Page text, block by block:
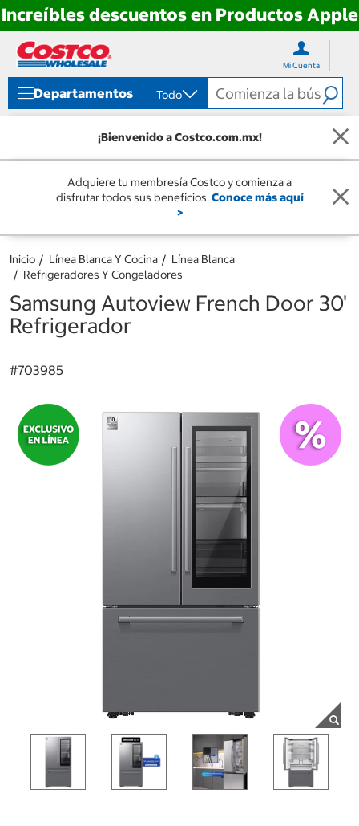
Increíbles descuentos en Productos Apple
directo
contenido
directo
menú
navegación
Mi Cuenta
Departamentos Todo
¡Bienvenido a Costco.com.mx!
Adquiere tu membresía Costco y comienza a
disfrutar todos sus beneficios.Conoce más aquí
>
Inicio Línea Blanca Y Cocina
Línea Blanca
Refrigeradores Y Congeladores
Samsung Autoview French Door 30'
Refrigerador
#703985